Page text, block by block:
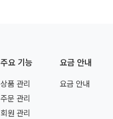
주요 기능
상품 관리
주문 관리
회원 관리
요금 안내
요금 안내